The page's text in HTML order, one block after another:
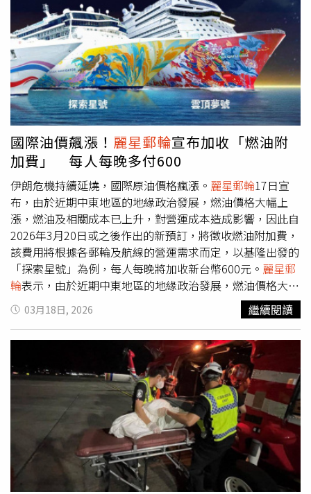
重，被視為頂級和牛中的代表。此次以台灣少見的關西風壽
喜燒「先煎後調味」的料理手法，呈現油花融化、香氣釋放
的視覺與味覺雙重體驗。讓消費者不需飛日本，也能在台北
品嚐關西最具代表性的和牛料理。「大阪．關西美食祭」套
餐於台北老爺中山日本料理廳獨家推出，每套4,280元
+10%，活動期間為5月1日至6月30日。凡點指定套餐即有
機會抽中台北至大阪來回機票，以及帛琉老爺大酒店、大阪
日航酒店、礁溪老爺酒店等住宿券。敘日全日餐廳季節限定
主題「沖繩假期‧海味盛宴」，享沖繩黑糖味噌滷豚肉、松
葉蟹蝦湯拉麵、酥炸鮑魚海鮮天婦羅、蒸烤牡蠣吃到飽。
（圖／六福旅遊集團提供）台北六福萬怡酒店敘日全日餐廳
則於午、晚餐時段推出「沖繩假期‧海味盛宴」主題料理，
以沖繩飲食文化為核心，精選多道代表性美饌，包含口感清
爽、海味鮮明的「海葡萄章魚沙拉」、展現南島異國氣息的
「南島風和牛塔可飯」、以黑糖與味噌慢火燉煮的「沖繩黑
糖味噌滷豚肉」、沖繩章魚大阪燒、沖繩風味苦瓜香煎豬梅
花、沖繩握壽司與手卷等菜色，以及沖繩代表啤酒「Orion
生啤酒」，共計數十道沖繩美饌及特色飲品。除了主題料
理，敘日本季亦推出三道招牌現點現做料理：松葉蟹蝦湯拉
麵、酥炸鮑魚海鮮天婦羅及現煎干貝搭野菇和風煮，呈現最
即時的極致美味。同時加碼規劃「風味泰國蝦無限暢享專
區」，集結經典椒鹽、奶油檸檬與綠咖哩三款主廚秘製口
味。假日餐檯則再加碼香箱蟹、蒸烤牡蠣、勃根地紅酒燉牛
舌、桂釀包種鴨胸、松露甜蝦茶碗蒸等多道限定料理，邀請
民眾吃個過癮。此外，4月起午晚餐單筆消費滿3,000元即可
參加抽獎，獎項包括沖繩來回機票、沖繩麗星郵輪雙人遊及
KKday 500元折扣券。並祭出下午茶第二位半價優惠，最適
合與閨蜜好友來場午後饗宴。日本各地陸續迎來一年一度的
櫻花盛會，The Ukai Taipei把這場盛典化作餐桌上最動人的
國際油價飆漲！ 麗星郵輪宣布加收「燃油附
加費」 每人每晚多付600
伊朗危機持續延燒，國際原油價格瘋漲。 麗星郵輪17日宣
布，由於近期中東地區的地緣政治發展，燃油價格大幅上
漲，燃油及相關成本已上升，對營運成本造成影響，因此自
2026年3月20日或之後作出的新預訂，將徵收燃油附加費，
該費用將根據各郵輪及航線的營運需求而定，以基隆出發的
「探索星號」為例，每人每晚將加收新台幣600元。 麗星郵
輪表示，由於近期中東地區的地緣政治發展，燃油價格大幅
上漲。對「探索星號」而言，燃油及相關成本已上升，對營
運成本造成影響。因此，自2026年3月20日或之後作出的新
預訂將徵收燃油附加費。此附加費將根據各郵輪及航線的營
運需求而定，因此在不同船隊之間可能有所不同。麗星郵輪
指出，針對從基隆出發的「探索星號」航次，將徵收每人
（2歲及以上）每晚新台幣600的燃油附加費。此燃油附加
費總額將自動計入旅客的船上帳戶，並需在下船前完成結算
麗星郵輪強調，此附加費將根據燃油價格的變動進行
檢討；若油價回落，附加費可能下調；若油價持續上漲，則
新預訂的附加費可能會作出調整，感謝每位旅客的理解，此
舉將有助於麗星郵輪在持續營運航次的同時，維持旅客所期
望的服務品質與體驗。
03月18日, 2026 繼續閱讀